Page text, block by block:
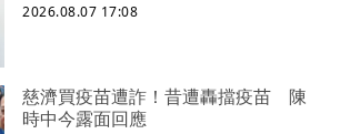
2026.08.07 17:08
慈濟買疫苗遭詐！昔遭轟擋疫苗 陳
時中今露面回應